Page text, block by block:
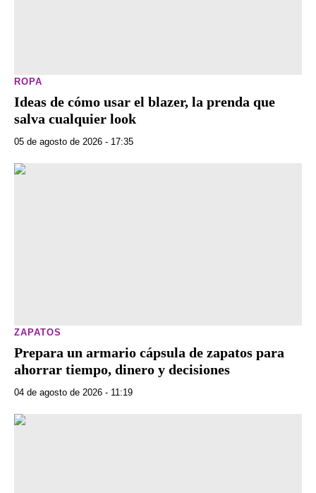
ROPA
Ideas de cómo usar el blazer, la prenda que
salva cualquier look
05 de agosto de 2026 - 17:35
ZAPATOS
Prepara un armario cápsula de zapatos para
ahorrar tiempo, dinero y decisiones
04 de agosto de 2026 - 11:19